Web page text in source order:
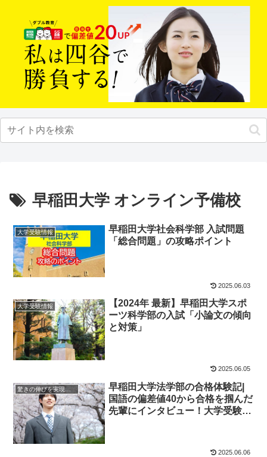
早稲田大学 オンライン予備校
大学受験情報
早稲田大学社会科学部 入試問題
「総合問題」の攻略ポイント
2025.06.03
大学受験情報
【2024年 最新】早稲田大学スポ
ーツ科学部の入試「小論文の傾向
と対策」
2025.06.05
驚きの伸びを実現｜先輩列伝
早稲田大学法学部の合格体験記|
国語の偏差値40から合格を掴んだ
先輩にインタビュー！大学受験予
2025.06.06